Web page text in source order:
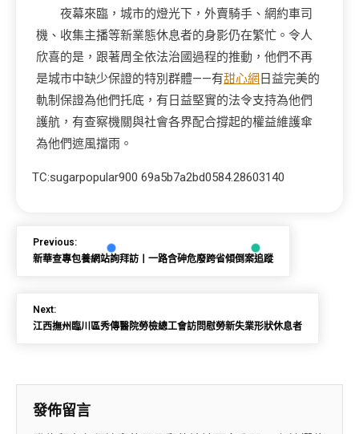
夜幕來臨，城市的燈光下，外賣騎手、網約車司
機、收集主播等新業態休息者的身影仍在繁忙。令人
欣喜的是，跟著周全依法治國過程的推動，他們不再
是城市中缺少保證的特別群體——有甜心網 日益完美的
軌制保證為他們托底，有日益堅實的法令支持為他們
護航，有查察機關與社會各界配合撐起的權益維護傘
為他們遮風擋雨。
TC:sugarpopular900 69a5b7a2bd0584.28603140
Previous:
新華查專包養網站詢拜訪丨一路含砷危廢跨省傾倒案追蹤
Next:
江西撫州臨川區秀傳醫院勞檢總工會訪問慰勞新失業形狀休息者
發佈留言